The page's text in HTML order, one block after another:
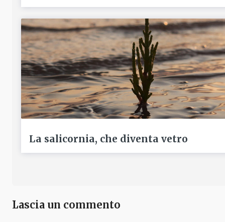
La salicornia, che diventa vetro
Lascia un commento